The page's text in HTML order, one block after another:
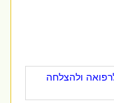
ולהצלחה